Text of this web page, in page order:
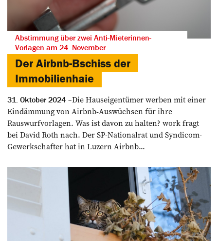
Abstimmung über zwei Anti-Mieterinnen-
Vorlagen am 24. November
Der Airbnb-Bschiss der
Immobilienhaie
31. Oktober 2024
Die Hauseigentümer werben mit einer
Eindämmung von Airbnb-Auswüchsen für ihre
Rauswurfvorlagen. Was ist davon zu halten? work fragt
bei David Roth nach. Der SP-Nationalrat und Syndicom-
Gewerkschafter hat in Luzern Airbnb...